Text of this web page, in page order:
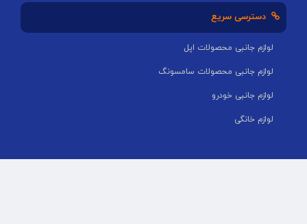
دسترسی سریع
لوازم جانبی محصولات اپل
لوازم جانبی محصولات سامسونگ
لوازم جانبی خودرو
لوازم خانگی